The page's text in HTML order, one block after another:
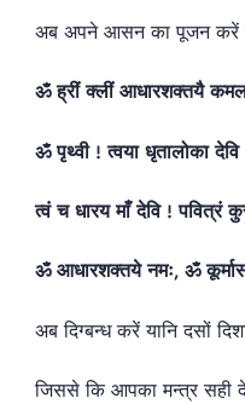
अब अपने आसन का पूजन
ॐ ह्रीं क्लीं आधारशक्तयै
ॐ पृथ्वी ! त्वया धृतालोका देवि
त्वं च धारय माँ देवि ! पवित्रं
ॐ आधारशक्तये नमः, ॐ
अब दिग्बन्ध करें यानि दसों
जिससे कि आपका मन्त्र